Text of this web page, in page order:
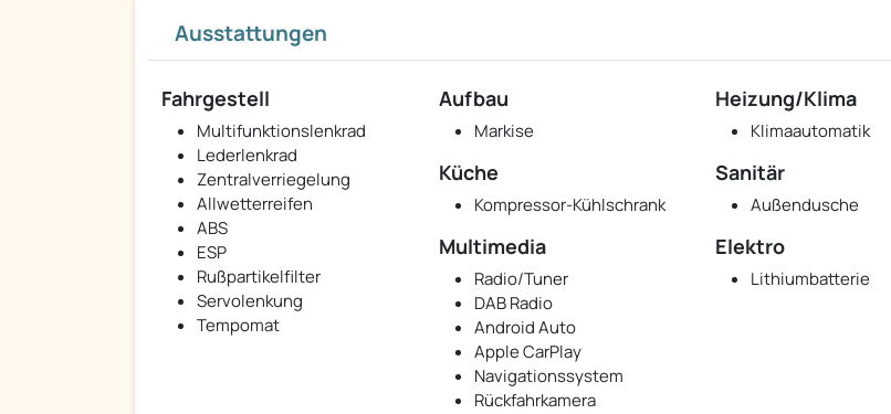
Ausstattungen
Fahrgestell
Multifunktionslenkrad
Lederlenkrad
Zentralverriegelung
Allwetterreifen
ABS
ESP
Rußpartikelfilter
Servolenkung
Tempomat
Aufbau
Markise
Heizung/Klima
Klimaautomatik
Küche
Kompressor-Kühlschrank
Sanitär
Außendusche
Multimedia
Radio/Tuner
DAB Radio
Android Auto
Apple CarPlay
Navigationssystem
Rückfahrkamera
Elektro
Lithiumbatterie